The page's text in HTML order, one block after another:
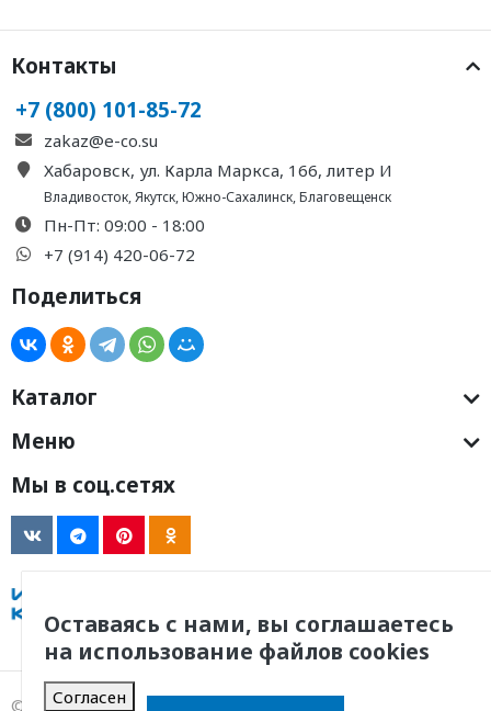
Контакты
+7 (800) 101-85-72
zakaz@e-co.su
Хабаровск, ул. Карла Маркса, 166, литер И
Владивосток,Якутск,Южно-Сахалинск,Благовещенск
Пн-Пт: 09:00 - 18:00
+7 (914) 420-06-72
Поделиться
Каталог
Меню
Мы в соц.сетях
© 2011 -2026, ООО Инженерная Компания
Оставаясь с нами, вы соглашаетесь
на использование файлов cookies
Согласен